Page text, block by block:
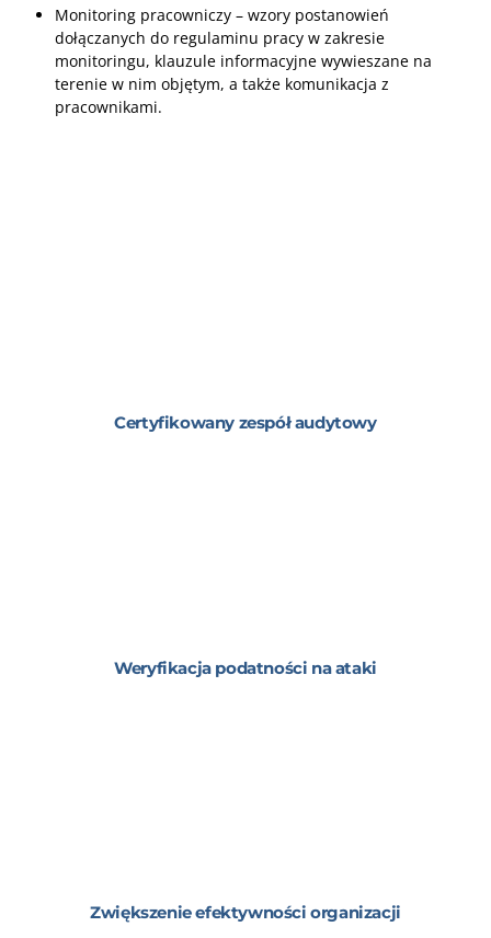
Monitoring pracowniczy – wzory postanowień
dołączanych do regulaminu pracy w zakresie
monitoringu, klauzule informacyjne wywieszane na
terenie w nim objętym, a także komunikacja z
pracownikami.
Certyfikowany zespół audytowy
Weryfikacja podatności na ataki
Zwiększenie efektywności organizacji